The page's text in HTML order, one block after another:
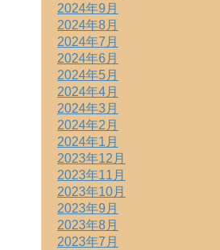
2024年9月
2024年8月
2024年7月
2024年6月
2024年5月
2024年4月
2024年3月
2024年2月
2024年1月
2023年12月
2023年11月
2023年10月
2023年9月
2023年8月
2023年7月